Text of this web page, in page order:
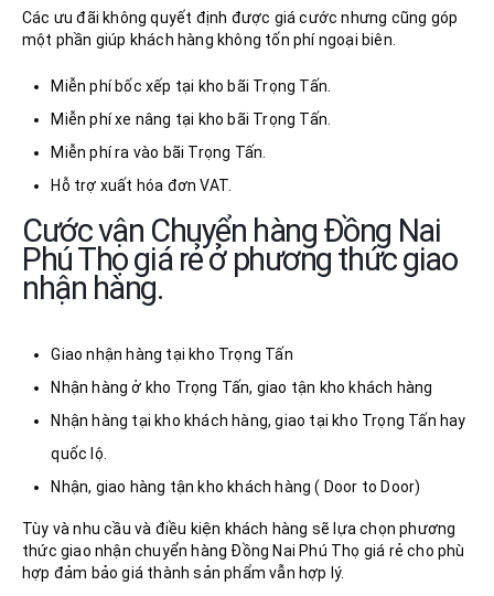
Các ưu đãi không quyết định được giá cước nhưng cũng góp
một phần giúp khách hàng không tốn phí ngoại biên.
Miễn phí bốc xếp tại kho bãi Trọng Tấn.
Miễn phí xe nâng tại kho bãi Trọng Tấn.
Miễn phí ra vào bãi Trọng Tấn.
Hỗ trợ xuất hóa đơn VAT.
Cước vận Chuyển hàng Đồng Nai
Phú Thọ giá rẻ ở phương thức giao
nhận hàng.
Giao nhận hàng tại kho Trọng Tấn
Nhận hàng ở kho Trọng Tấn, giao tận kho khách hàng
Nhận hàng tại kho khách hàng, giao tại kho Trọng Tấn hay
quốc lộ.
Nhận, giao hàng tận kho khách hàng ( Door to Door)
Tùy và nhu cầu và điều kiện khách hàng sẽ lựa chọn phương
thức giao nhận chuyển hàng Đồng Nai Phú Thọ giá rẻ cho phù
hợp đảm bảo giá thành sản phẩm vẫn hợp lý.